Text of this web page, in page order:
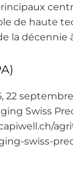
de haute
la décennie
22
Swiss
swiss-